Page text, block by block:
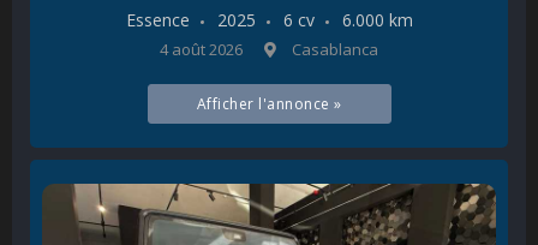
Essence 2025 6 cv 6.000 km
4 août 2026 Casablanca
Afficher l'annonce »